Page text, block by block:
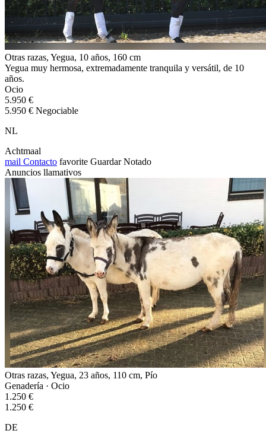
Otras razas, Yegua, 10 años, 160 cm
Yegua muy hermosa, extremadamente tranquila y versátil, de 10
años.
Ocio
5.950 €
5.950 € Negociable
NL
Achtmaal
mail Contacto favorite Guardar Notado
Anuncios llamativos
Otras razas, Yegua, 23 años, 110 cm, Pío
Genadería · Ocio
1.250 €
1.250 €
DE